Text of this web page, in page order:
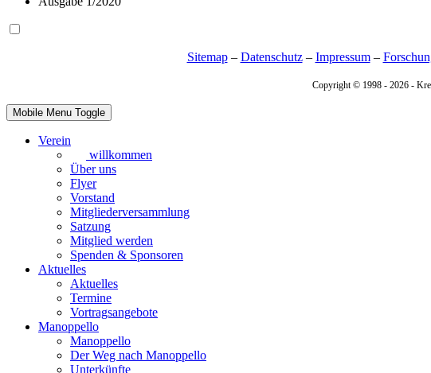
Sitemap– Datenschutz– Impressum–
Copyright © 1998 - 2026 -
Mobile Menu Toggle
Verein
willkommen
Über uns
Flyer
Vorstand
Mitgliederversammlung
Satzung
Mitglied werden
Spenden & Sponsoren
Aktuelles
Aktuelles
Termine
Vortragsangebote
Manoppello
Manoppello
Der Weg nach Manoppello
Unterkünfte